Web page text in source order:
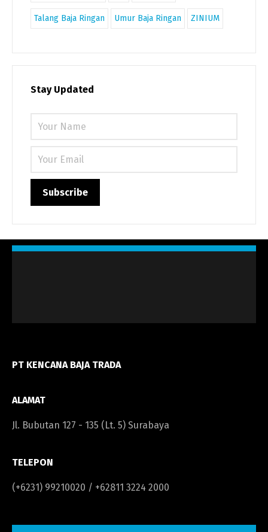
Talang Baja Ringan Umur Baja Ringan ZINIUM
Stay Updated
PT KENCANA BAJA TRADA
ALAMAT
Jl. Bubutan 127 - 135 (Lt. 5) Surabaya
TELEPON
(+6231) 99210020 / +62811 3224 2000